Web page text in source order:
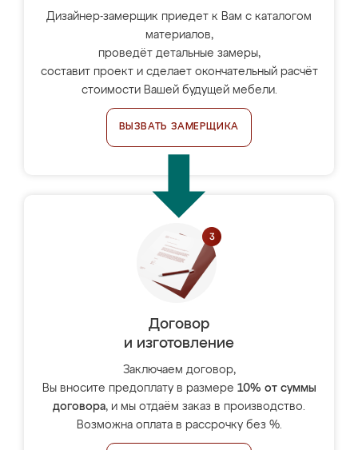
Дизайнер-замерщик приедет к Вам с каталогом
материалов,
проведёт детальные замеры,
составит проект и сделает окончательный расчёт
стоимости Вашей будущей мебели.
ВЫЗВАТЬ ЗАМЕРЩИКА
Договор
и изготовление
Заключаем договор,
Вы вносите предоплату в размере 10% от суммы
договора, и мы отдаём заказ в производство.
Возможна оплата в рассрочку без %.